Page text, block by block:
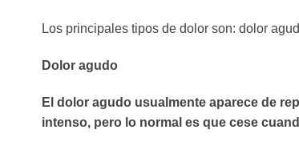
Los principales tipos de dolor son: dolor
Dolor agudo
El dolor agudo usualmente aparece de
intenso, pero lo normal es que cese